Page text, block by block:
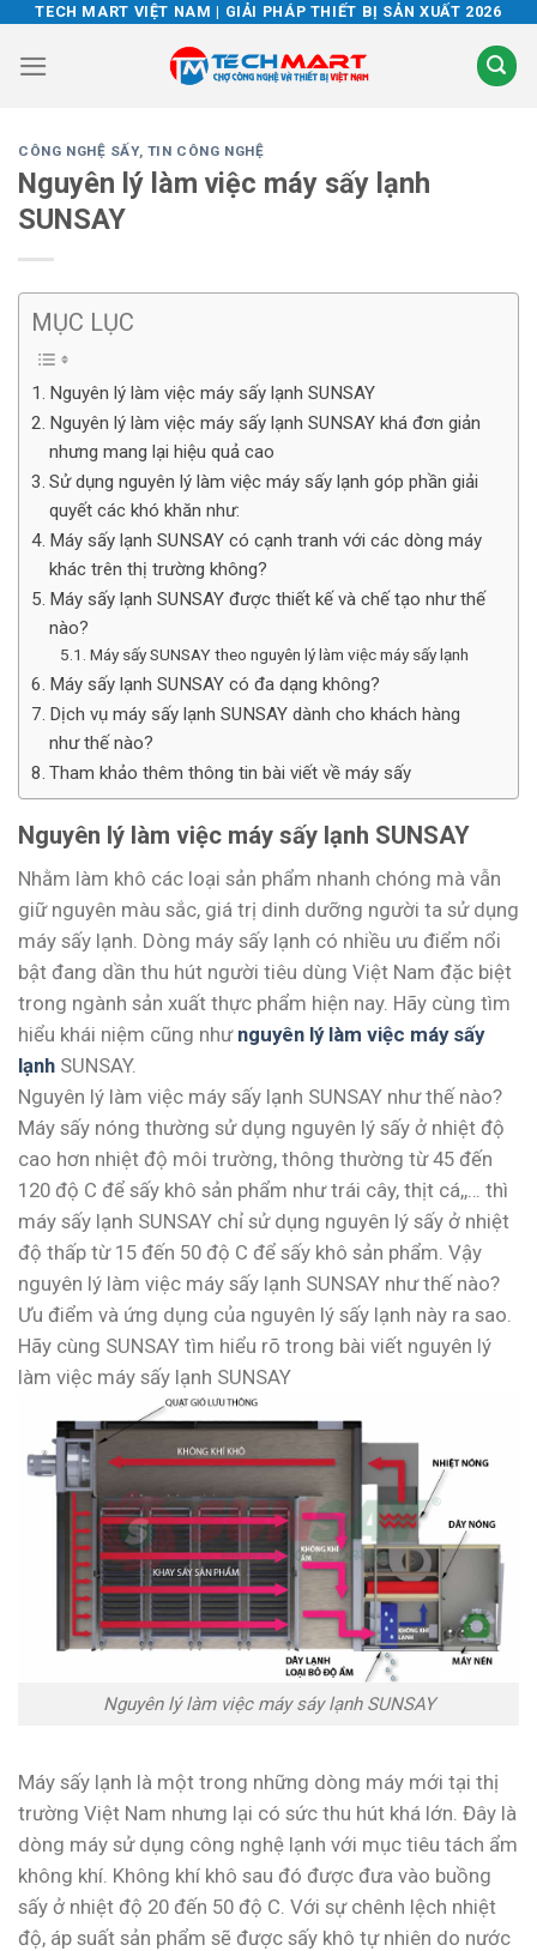
Skip
content
TECH MART VIỆT NAM | GIẢI PHÁP THIẾT BỊ SẢN XUẤT 2026
CÔNG NGHỆ SẤY, TIN CÔNG NGHỆ
Nguyên lý làm việc máy sấy lạnh
SUNSAY
MỤC LỤC
Nguyên lý làm việc máy sấy lạnh SUNSAY
Nguyên lý làm việc máy sấy lạnh SUNSAY khá đơn giản
nhưng mang lại hiệu quả cao
Sử dụng nguyên lý làm việc máy sấy lạnh góp phần giải
quyết các khó khăn như:
Máy sấy lạnh SUNSAY có cạnh tranh với các dòng máy
khác trên thị trường không?
Máy sấy lạnh SUNSAY được thiết kế và chế tạo như thế
nào?
Máy sấy SUNSAY theo nguyên lý làm việc máy sấy lạnh
Máy sấy lạnh SUNSAY có đa dạng không?
Dịch vụ máy sấy lạnh SUNSAY dành cho khách hàng
như thế nào?
Tham khảo thêm thông tin bài viết về máy sấy
Nguyên lý làm việc máy sấy lạnh SUNSAY
Nhằm làm khô các loại sản phẩm nhanh chóng mà vẫn
giữ nguyên màu sắc, giá trị dinh dưỡng người ta sử dụng
máy sấy lạnh. Dòng máy sấy lạnh có nhiều ưu điểm nổi
bật đang dần thu hút người tiêu dùng Việt Nam đặc biệt
trong ngành sản xuất thực phẩm hiện nay. Hãy cùng tìm
hiểu khái niệm cũng như nguyên lý làm việc máy sấy
lạnh SUNSAY.
Nguyên lý làm việc máy sấy lạnh SUNSAY như thế nào?
Máy sấy nóng thường sử dụng nguyên lý sấy ở nhiệt độ
cao hơn nhiệt độ môi trường, thông thường từ 45 đến
120 độ C để sấy khô sản phẩm như trái cây, thịt cá,,… thì
máy sấy lạnh SUNSAY chỉ sử dụng nguyên lý sấy ở nhiệt
độ thấp từ 15 đến 50 độ C để sấy khô sản phẩm. Vậy
nguyên lý làm việc máy sấy lạnh SUNSAY như thế nào?
Ưu điểm và ứng dụng của nguyên lý sấy lạnh này ra sao.
Hãy cùng SUNSAY tìm hiểu rõ trong bài viết nguyên lý
làm việc máy sấy lạnh SUNSAY
Nguyên lý làm việc máy sáy lạnhSUNSAY
Máy sấy lạnh là một trong những dòng máy mới tại thị
trường Việt Nam nhưng lại có sức thu hút khá lớn. Đây là
dòng máy sử dụng công nghệ lạnh với mục tiêu tách ẩm
không khí. Không khí khô sau đó được đưa vào buồng
sấy ở nhiệt độ 20 đến 50 độ C. Với sự chênh lệch nhiệt
độ, áp suất sản phẩm sẽ được sấy khô tự nhiên do nước